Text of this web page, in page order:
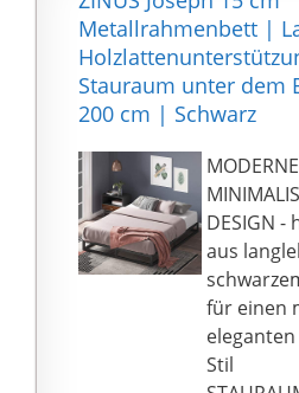
bietet
cm
Stauraum:
Platz in
passen
das
Koffer
Einzelbett
LEICHTE
Das
Metallrahmenbett |
Stauraum unter dem
200 cm | Schwarz
DESIGN
aus
für einen
Stil